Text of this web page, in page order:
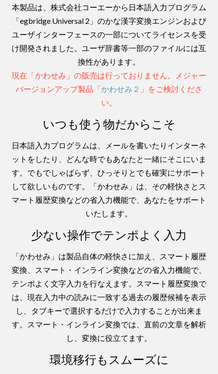
本製品は、株式会社コーエーから日本語入力プログラム
「egbridge Universal 2」のかな漢字変換エンジンおよび
ユーザインターフェースの一部についてライセンスを受
け開発されました。ユーザ辞書等一部のファイルには互
換性があります。
現在「かわせみ」の販売は行っておりません。メジャー
バージョンアップ製品「かわせみ２ 」をご検討くださ
い。
いつも使う物だからこそ
日本語入力プログラムは、メールを書いたりインターネ
ットをしたり、どんな時でもあなたと一緒にそこにいま
す。でもでしゃばらず、ひっそりとでも確実にサポート
して欲しいものです。「かわせみ」は、その軽快さとス
マート履歴変換などの省入力機能で、あなたをサポート
いたします。
少ない操作でテンポよく入力
「かわせみ」は製品自体の軽快さに加え、スマート履歴
変換、スマート・インライン変換などの省入力機能で、
テンポよく文字入力を行なえます。スマート履歴変換で
は、現在入力中の読みに一致する過去の履歴候補を表示
し、タブキーで選択するだけで入力することが出来ま
す。スマート・インライン変換では、直前の文章を解析
し、変換に役立てます。
環境移行もスムーズに